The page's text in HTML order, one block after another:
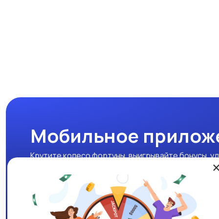
Мобильное
Крутите колесо фортуны, выигрывайте бонусы,
Скачать APK
×